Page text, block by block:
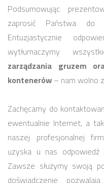
Podsumowując
zaprosić Państwa do
Entuzjastycznie
wytłumaczymy
zarządzania gruzem
kontenerów– nam wolno
Zachęcamy do
ewentualnie Internet, a
naszej profesjonalnej
uzyska u nas
Zawsze służymy swoją
doświadczenie